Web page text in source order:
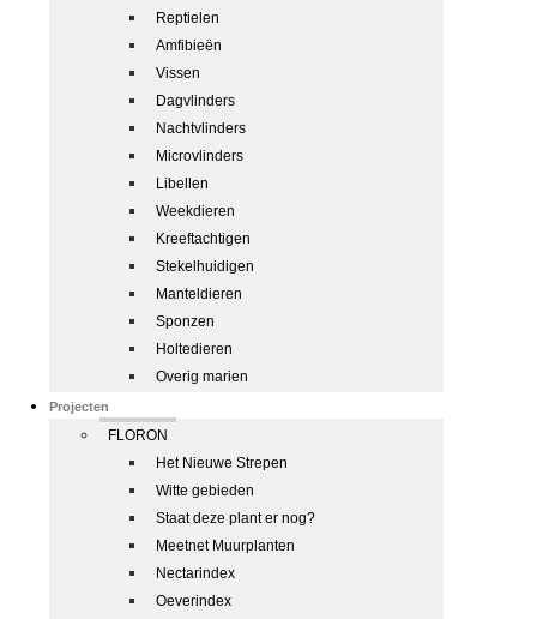
Reptielen
Amfibieën
Vissen
Dagvlinders
Nachtvlinders
Microvlinders
Libellen
Weekdieren
Kreeftachtigen
Stekelhuidigen
Manteldieren
Sponzen
Holtedieren
Overig marien
Projecten
FLORON
Het Nieuwe Strepen
Witte gebieden
Staat deze plant er nog?
Meetnet Muurplanten
Nectarindex
Oeverindex